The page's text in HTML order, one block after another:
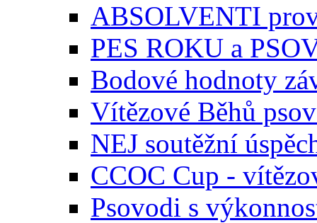
ABSOLVENTI
PES ROKU a
Bodové hodnoty
Vítězové Běhů
NEJ soutěžní
CCOC Cup -
Psovodi s